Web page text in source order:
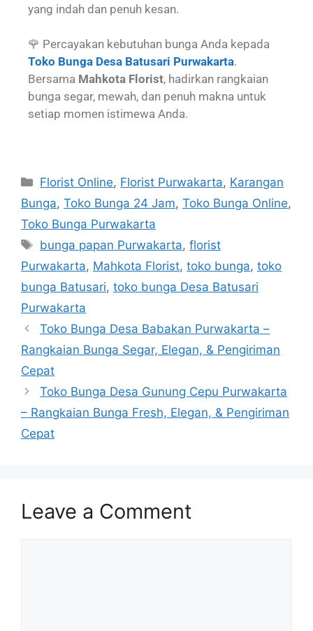
yang indah dan penuh kesan.
🌹 Percayakan kebutuhan bunga Anda kepada
Toko Bunga Desa Batusari Purwakarta.
Bersama Mahkota Florist, hadirkan rangkaian
bunga segar, mewah, dan penuh makna untuk
setiap momen istimewa Anda.
Florist Online, Florist Purwakarta, Karangan
Bunga, Toko Bunga 24 Jam, Toko Bunga Online,
Toko Bunga Purwakarta
bunga papan Purwakarta,florist
Purwakarta, Mahkota Florist, toko bunga, toko
bunga Batusari, toko bunga Desa Batusari
Purwakarta
Toko Bunga Desa Babakan Purwakarta –
Rangkaian Bunga Segar, Elegan, & Pengiriman
Cepat
Toko Bunga Desa Gunung Cepu Purwakarta
– Rangkaian Bunga Fresh, Elegan, & Pengiriman
Cepat
Leave a Comment